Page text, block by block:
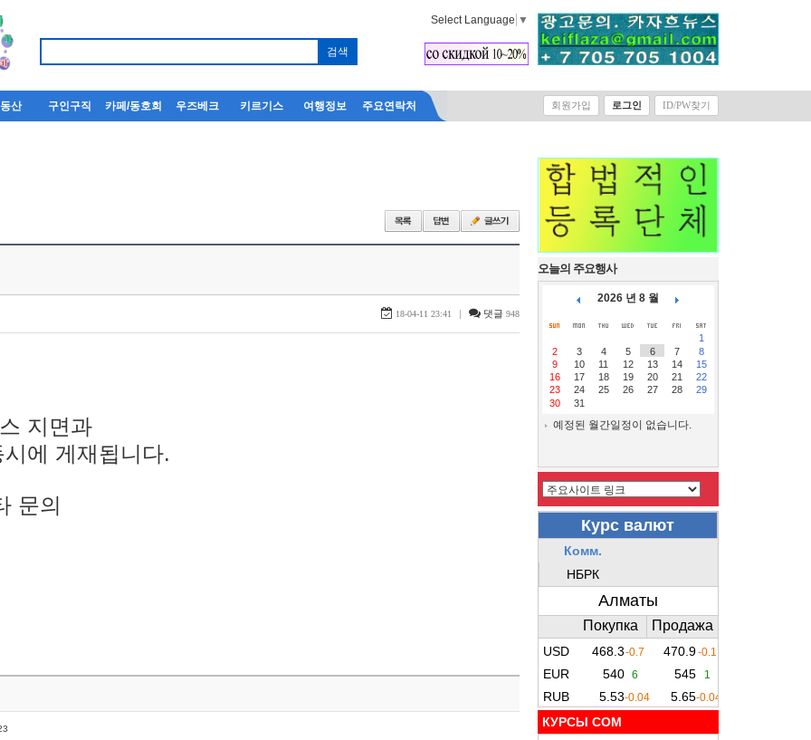
Select Language ▼
산 구인구직 카페/동호회 우즈베크 키르기스 여행정보 주요연락처 회원가입 로그인 ID/PW찾기
18-04-11 23:41 | 댓글 948
지면과
에 게재됩니다.
문의
오늘의 주요행사
2026 년 8 월
1
2
3 4 5 6 7
8
9
10 11 12 13 14
15
16
17 18 19 20 21
22
23
24 25 26 27 28
29
30
31
예정된 월간일정이 없습니다.
КУРСЫ COM